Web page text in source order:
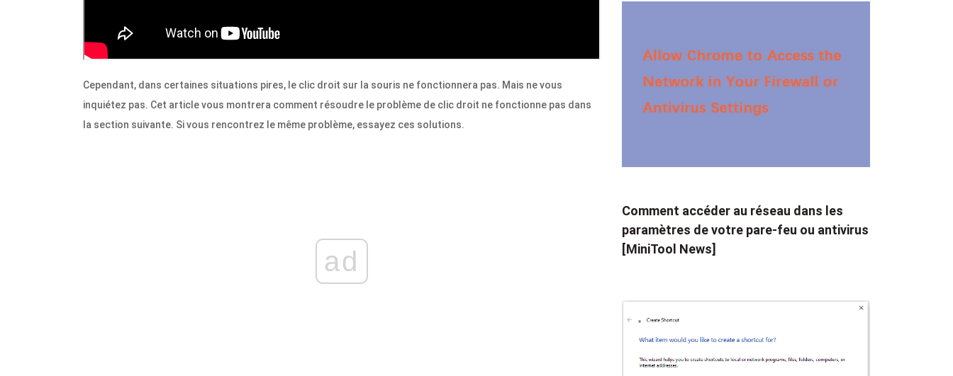
Cependant, dans certaines situations pires, le clic droit sur la souris ne fonctionnera pas. Mais ne vous
inquiétez pas. Cet article vous montrera comment résoudre le problème de clic droit ne fonctionne pas dans
la section suivante. Si vous rencontrez le même problème, essayez ces solutions.
ad
Comment accéder au réseau dans les
paramètres de votre pare-feu ou antivirus
[MiniTool News]